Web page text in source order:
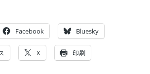
Facebook Bluesky
X 印刷